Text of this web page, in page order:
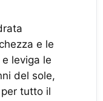
e le
leviga le
del sole,
tutto il